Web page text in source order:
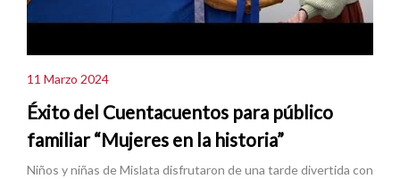
11 Marzo 2024
Éxito del Cuentacuentos para público
familiar “Mujeres en la historia”
Niños y niñas de Mislata disfrutaron de una tarde divertida con